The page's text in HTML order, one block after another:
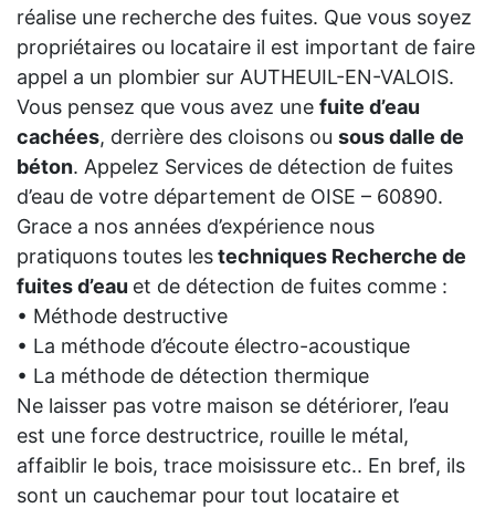
réalise une recherche des fuites. Que vous soyez
propriétaires ou locataire il est important de faire
appel a un plombier sur AUTHEUIL-EN-VALOIS.
Vous pensez que vous avez une fuite d’eau
cachées, derrière des cloisons ou sous dalle de
béton. Appelez Services de détection de fuites
d’eau de votre département de OISE – 60890.
Grace a nos années d’expérience nous
pratiquons toutes lestechniques Recherche de
fuites d’eau et de détection de fuites comme :
• Méthode destructive
• La méthode d’écoute électro-acoustique
• La méthode de détection thermique
Ne laisser pas votre maison se détériorer, l’eau
est une force destructrice, rouille le métal,
affaiblir le bois, trace moisissure etc.. En bref, ils
sont un cauchemar pour tout locataire et